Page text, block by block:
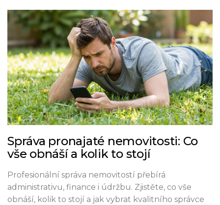
Správa pronajaté nemovitosti: Co
vše obnáší a kolik to stojí
Profesionální správa nemovitostí přebírá
administrativu, finance i údržbu. Zjistěte, co vše
obnáší, kolik to stojí a jak vybrat kvalitního správce